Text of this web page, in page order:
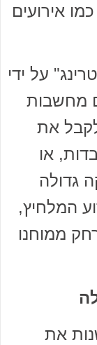
אירועים
על ידי
מחשבות
לקבל את
או
גדולה
המלחיץ,
ממוחנו
את